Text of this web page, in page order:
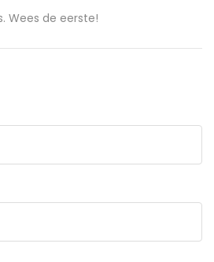
Wees de eerste!